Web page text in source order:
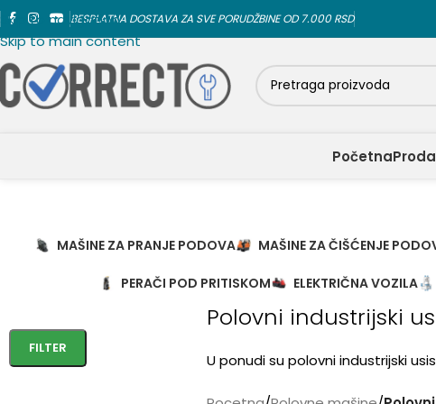
Skip to navigation
Skip to main content
BESPLATNA DOSTAVA ZA SVE PORUDŽBINE OD 7.000 RSD
Početna
MAŠINE ZA PRANJE PODOVA MAŠINE ZA ČIŠĆENJE
PERAČI POD PRITISKOM ELEKTRIČNA VOZILA
FILTER
Polovni industrijski
U ponudi su polovni industrijski